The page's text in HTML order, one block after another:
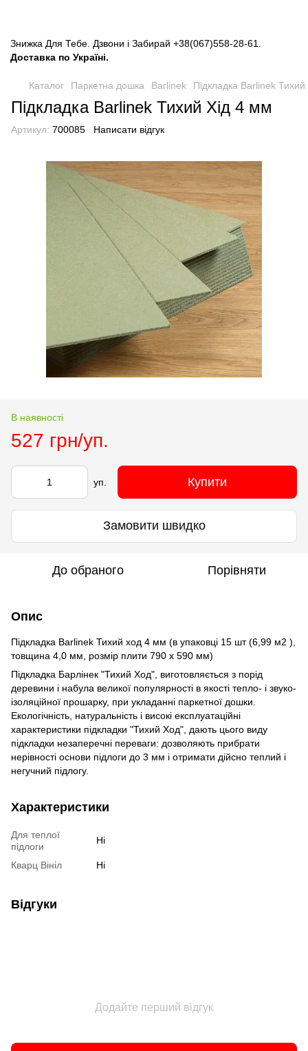
Знижка Для Тебе. Дзвони і Забирай +38(067)558-28-61
Доставка по Україні.
Каталог Паркетна дошка Barlinek Підкладка Barlinek
Підкладка Barlinek Тихий Хід 4 мм
Артикул: 700085 Написати відгук
В наявності
527 грн/уп.
уп. Купити
Замовити швидко
До обраного Порівняти
Опис
Підкладка Barlinek Тихий ход 4 мм (в упаковці 15 шт (6,99 м2 ),
товщина 4,0 мм, розмір плити 790 x 590 мм)
Підкладка Барлінек "Тихий Ход", виготовляється з порід
деревини і набула великої популярності в якості тепло- і звуко-
ізоляційної прошарку, при укладанні паркетної дошки.
Екологічність, натуральність і високі експлуатаційні
характеристики підкладки "Тихий Ход", дають цього виду
підкладки незаперечні переваги: дозволяють прибрати
нерівності основи підлоги до 3 мм і отримати дійсно теплий і
негучний підлогу.
Характеристики
Для теплої
підлоги
Ні
Кварц Вініл Ні
Відгуки
Додайте перший відгук